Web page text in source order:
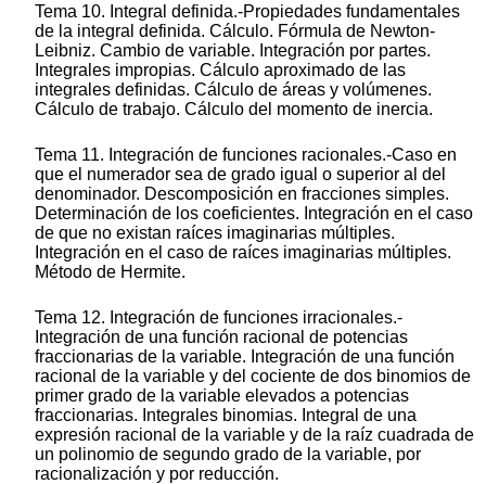
Tema 10. Integral definida.-Propiedades fundamentales
de la integral definida. Cálculo. Fórmula de Newton-
Leibniz. Cambio de variable. Integración por partes.
Integrales impropias. Cálculo aproximado de las
integrales definidas. Cálculo de áreas y volúmenes.
Cálculo de trabajo. Cálculo del momento de inercia.
Tema 11. Integración de funciones racionales.-Caso en
que el numerador sea de grado igual o superior al del
denominador. Descomposición en fracciones simples.
Determinación de los coeficientes. Integración en el caso
de que no existan raíces imaginarias múltiples.
Integración en el caso de raíces imaginarias múltiples.
Método de Hermite.
Tema 12. Integración de funciones irracionales.-
Integración de una función racional de potencias
fraccionarias de la variable. Integración de una función
racional de la variable y del cociente de dos binomios de
primer grado de la variable elevados a potencias
fraccionarias. Integrales binomias. Integral de una
expresión racional de la variable y de la raíz cuadrada de
un polinomio de segundo grado de la variable, por
racionalización y por reducción.